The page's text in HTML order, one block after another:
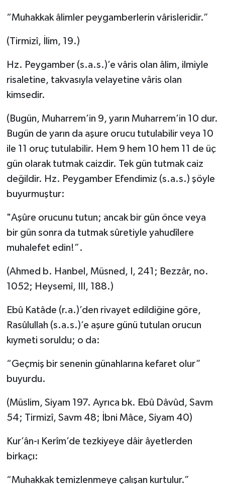
“Muhakkak âlimler peygamberlerin vârisleridir.”
(Tirmizî, İlim, 19.)
Hz. Peygamber (s.a.s.)’e vâris olan âlim, ilmiyle
risaletine, takvasıyla velayetine vâris olan
kimsedir.
(Bugün, Muharrem’in 9, yarın Muharrem’in 10 dur.
Bugün de yarın da aşure orucu tutulabilir veya 10
ile 11 oruç tutulabilir. Hem 9 hem 10 hem 11 de üç
gün olarak tutmak caizdir. Tek gün tutmak caiz
değildir. Hz. Peygamber Efendimiz (s.a.s.) şöyle
buyurmuştur:
"Aşûre orucunu tutun; ancak bir gün önce veya
bir gün sonra da tutmak sûretiyle yahudîlere
muhalefet edin!”.
(Ahmed b. Hanbel, Müsned, I, 241; Bezzâr, no.
1052; Heysemî, III, 188.)
Ebû Katâde (r.a.)’den rivayet edildiğine göre,
Rasûlullah (s.a.s.)’e aşure günü tutulan orucun
kıymeti soruldu; o da:
“Geçmiş bir senenin günahlarına kefaret olur”
buyurdu.
(Müslim, Siyam 197. Ayrıca bk. Ebû Dâvûd, Savm
54; Tirmizî, Savm 48; İbni Mâce, Siyam 40)
Kur’ân-ı Kerîm’de tezkiyeye dâir âyetlerden
birkaçı:
“Muhakkak temizlenmeye çalışan kurtulur.”